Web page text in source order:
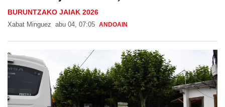
BURUNTZAKO JAIAK 2026
Xabat Minguez abu 04, 07:05 ANDOAIN